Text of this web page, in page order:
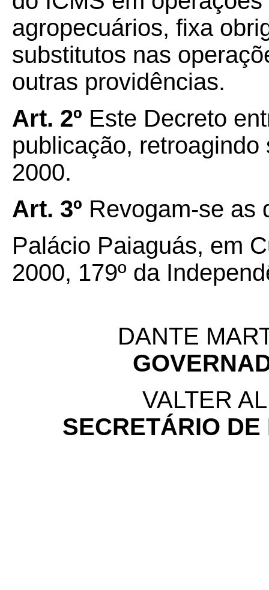
agropecuários, fixa
substitutos nas
outras providências.
Art. 2º Este Decreto
publicação,
2000.
Art. 3º Revogam-se as
Palácio Paiaguás, em
2000, 179º da
DANTE
VALTER
SECRETÁRIO